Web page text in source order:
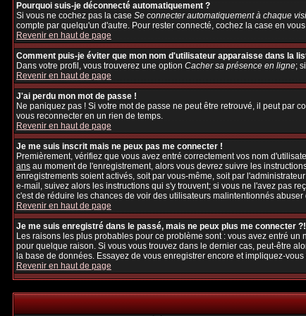
Pourquoi suis-je déconnecté automatiquement ?
Si vous ne cochez pas la caseSe connecter automatiquement à chaque
compte par quelqu'un d'autre. Pour rester connecté, cochez la case en
Revenir en haut de page
Comment puis-je éviter que mon nom d'utilisateur apparaisse dans la
Dans votre profil, vous trouverez une optionCacher sa présence en ligne;
Revenir en haut de page
J'ai perdu mon mot de passe !
Ne paniquez pas ! Si votre mot de passe ne peut être retrouvé, il peut par
vous reconnecter en un rien de temps.
Revenir en haut de page
Je me suis inscrit mais ne peux pas me connecter !
Premièrement, vérifiez que vous avez entré correctement vos nom
ansau moment de l'enregistrement, alors vous devrez suivre les
enregistrements soient activés, soit par vous-même, soit par
e-mail, suivez alors les instructions qui s'y trouvent; si vous ne l'avez pas
c'est de réduire les chances de voir des utilisateurs malintentionnés
Revenir en haut de page
Je me suis enregistré dans le passé, mais ne peux plus me connecter ?!
Les raisons les plus probables pour ce problème sont : vous avez entré
pour quelque raison. Si vous vous trouvez dans le dernier cas, peut-être
la base de données. Essayez de vous enregistrer encore et impliquez-
Revenir en haut de page